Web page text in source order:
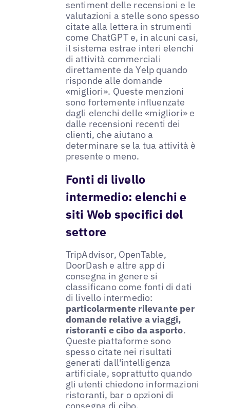
sentiment delle recensioni e le
valutazioni a stelle sono spesso
citate alla lettera in strumenti
come ChatGPT e, in alcuni casi,
il sistema estrae interi elenchi
di attività commerciali
direttamente da Yelp quando
risponde alle domande
«migliori». Queste menzioni
sono fortemente influenzate
dagli elenchi delle «migliori» e
dalle recensioni recenti dei
clienti, che aiutano a
determinare se la tua attività è
presente o meno.
Fonti di livello
intermedio: elenchi e
siti Web specifici del
settore
TripAdvisor, OpenTable,
DoorDash e altre app di
consegna in genere si
classificano come fonti di dati
di livello intermedio:
particolarmente rilevante per
domande relative a viaggi,
ristoranti e cibo da asporto.
Queste piattaforme sono
spesso citate nei risultati
generati dall'intelligenza
artificiale, soprattutto quando
gli utenti chiedono informazioni
ristoranti, bar o opzioni di